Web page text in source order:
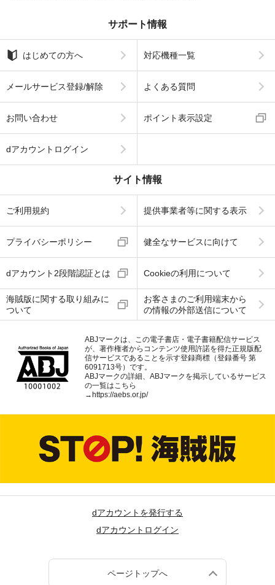
サポート情報
はじめての方へ 対応機種一覧
メールサービス登録/解除 よくある質問
お問い合わせ ポイント表示設定
dアカウントログイン
サイト情報
ご利用規約 提供事業者等に関する表示
プライバシーポリシー 健全なサービスに向けて
dアカウント2段階認証とは Cookieの利用について
海賊版に関する取り組みに
ついて
お客さまのご利用端末から
の情報の外部送信について
ABJマークは、この電子書店・電子書籍配信サービス
が、著作権者からコンテンツ使用許諾を得た正規版配
信サービスであることを示す登録商標（登録番号 第
6091713号）です。
ABJマークの詳細、ABJマークを掲示しているサービス
の一覧はこちら
→ https://aebs.or.jp/
dアカウントを発行する
dアカウントログイン
ページトップへ